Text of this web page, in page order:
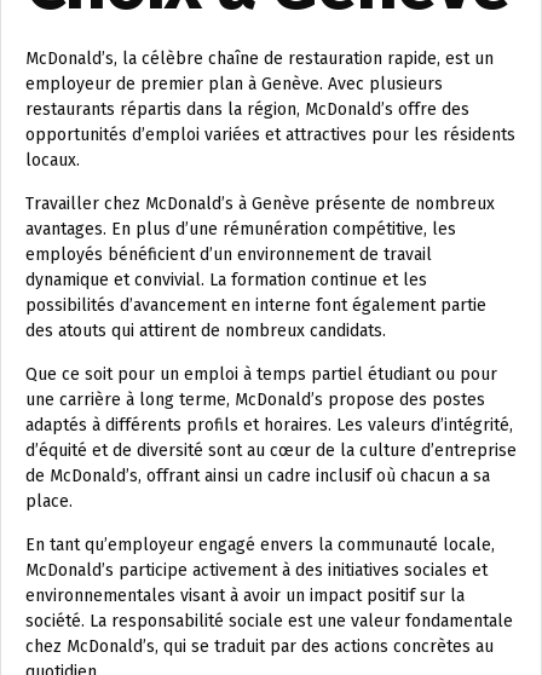
McDonald’s, la célèbre chaîne de restauration rapide, est un
employeur de premier plan à Genève. Avec plusieurs
restaurants répartis dans la région, McDonald’s offre des
opportunités d’emploi variées et attractives pour les résidents
locaux.
Travailler chez McDonald’s à Genève présente de nombreux
avantages. En plus d’une rémunération compétitive, les
employés bénéficient d’un environnement de travail
dynamique et convivial. La formation continue et les
possibilités d’avancement en interne font également partie
des atouts qui attirent de nombreux candidats.
Que ce soit pour un emploi à temps partiel étudiant ou pour
une carrière à long terme, McDonald’s propose des postes
adaptés à différents profils et horaires. Les valeurs d’intégrité,
d’équité et de diversité sont au cœur de la culture d’entreprise
de McDonald’s, offrant ainsi un cadre inclusif où chacun a sa
place.
En tant qu’employeur engagé envers la communauté locale,
McDonald’s participe activement à des initiatives sociales et
environnementales visant à avoir un impact positif sur la
société. La responsabilité sociale est une valeur fondamentale
chez McDonald’s, qui se traduit par des actions concrètes au